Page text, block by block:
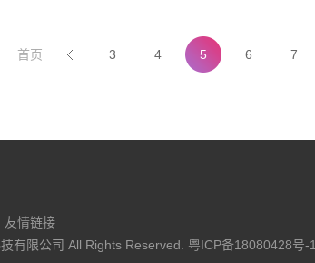
首页 3 4 5 6 7
友情链接
有限公司 All Rights Reserved. 粤ICP备18080428号-1